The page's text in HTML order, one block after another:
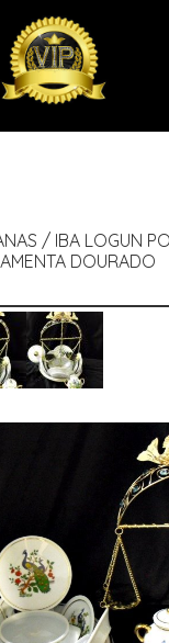
/ IBA LOGUN
DOURADO